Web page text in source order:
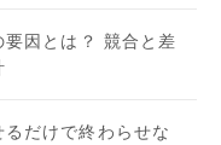
要因とは？ 競合と差
るだけで終わらせな